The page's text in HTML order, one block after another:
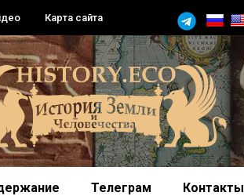
Карта сайта
Телеграм Контакты